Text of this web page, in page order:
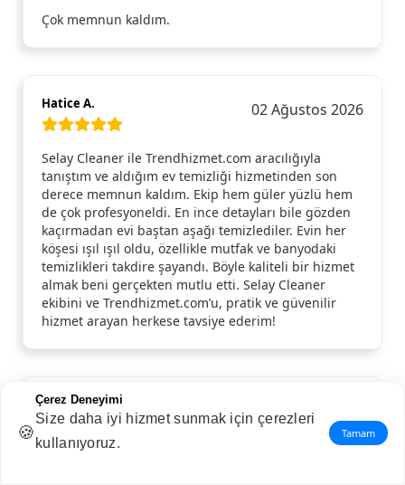
Çok memnun kaldım.
Hatice A. 02 Ağustos 2026
Selay Cleaner ile Trendhizmet.com aracılığıyla
tanıştım ve aldığım ev temizliği hizmetinden son
derece memnun kaldım. Ekip hem güler yüzlü hem
de çok profesyoneldi. En ince detayları bile gözden
kaçırmadan evi baştan aşağı temizlediler. Evin her
köşesi ışıl ışıl oldu, özellikle mutfak ve banyodaki
temizlikleri takdire şayandı. Böyle kaliteli bir hizmet
almak beni gerçekten mutlu etti. Selay Cleaner
ekibini ve Trendhizmet.com’u, pratik ve güvenilir
hizmet arayan herkese tavsiye ederim!
Arzu B. 01 Ağustos 2026
🍪
Çerez Deneyimi
Size daha iyi hizmet sunmak için çerezleri
kullanıyoruz.
Tamam